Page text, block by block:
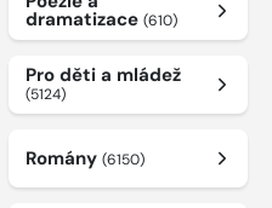
dramatizace (610)
Pro děti a mládež
(5124)
Romány (6150)